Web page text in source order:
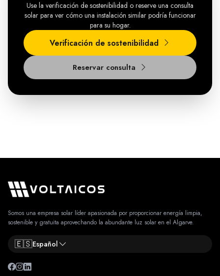
Use la verificación de sostenibilidad o reserve una consulta
solar para ver cómo una instalación similar podría funcionar
para su hogar.
Verificación de sostenibilidad
Reservar consulta
Somos una empresa solar líder apasionada por proporcionar energía limpia,
sostenible y gratuita aprovechando la abundante luz solar en el Algarve.
🇪🇸Español